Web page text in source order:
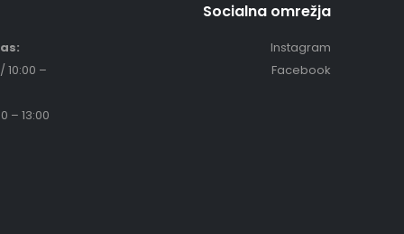
10:00 –
– 13:00
Socialna omrežja
Instagram
Facebook